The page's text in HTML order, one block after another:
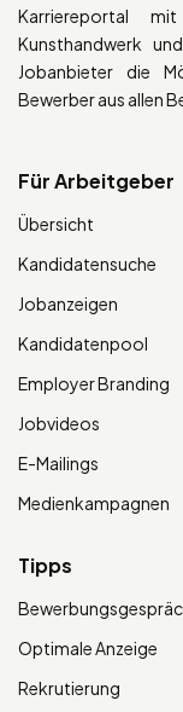
Karriereportal
Kunsthandwerk
Jobanbieter die
Bewerber aus allen
Für Arbeitgeber
Übersicht
Kandidatensuche
Jobanzeigen
Kandidatenpool
Employer Branding
Jobvideos
E-Mailings
Medienkampagnen
Tipps
Optimale Anzeige
Rekrutierung